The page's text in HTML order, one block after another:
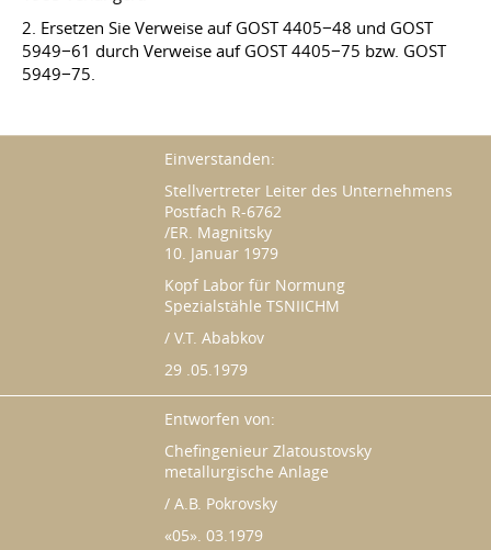
2. Ersetzen Sie Verweise auf GOST 4405−48 und GOST
5949−61 durch Verweise auf GOST 4405−75 bzw. GOST
5949−75.
Einverstanden:
Stellvertreter Leiter des Unternehmens
Postfach R-6762
/ER. Magnitsky
10. Januar 1979
Kopf Labor für Normung
Spezialstähle TSNIICHM
/ V.T. Ababkov
29 .05.1979
Entworfen von:
Chefingenieur Zlatoustovsky
metallurgische Anlage
/ A.B. Pokrovsky
«05». 03.1979